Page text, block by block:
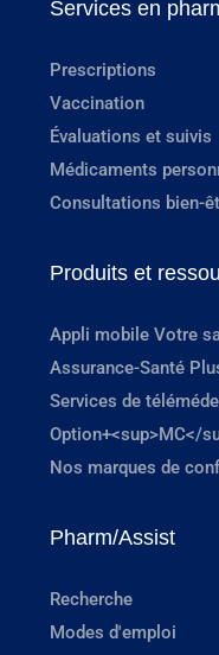
Services en
Prescriptions
Vaccination
Évaluations et suivis
Médicaments
Consultations bien-
Produits et
Appli mobile Votre
Assurance-Santé
Services de
Option+<sup>MC</
Nos marques de
Pharm/Assist
Recherche
Modes d'emploi